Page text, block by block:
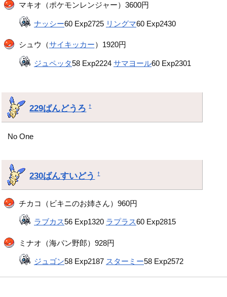
マキオ（ポケモンレンジャー）3600円
ナッシー60 Exp2725 リングマ60 Exp2430
シュウ（サイキッカー）1920円
ジュペッタ58 Exp2224サマヨール60 Exp2301
229ばんどうろ †
No One
230ばんすいどう †
チカコ（ビキニのお姉さん）960円
ラブカス56 Exp1320 ラプラス60 Exp2815
ミナオ（海パン野郎）928円
ジュゴン58 Exp2187 スターミー58 Exp2572